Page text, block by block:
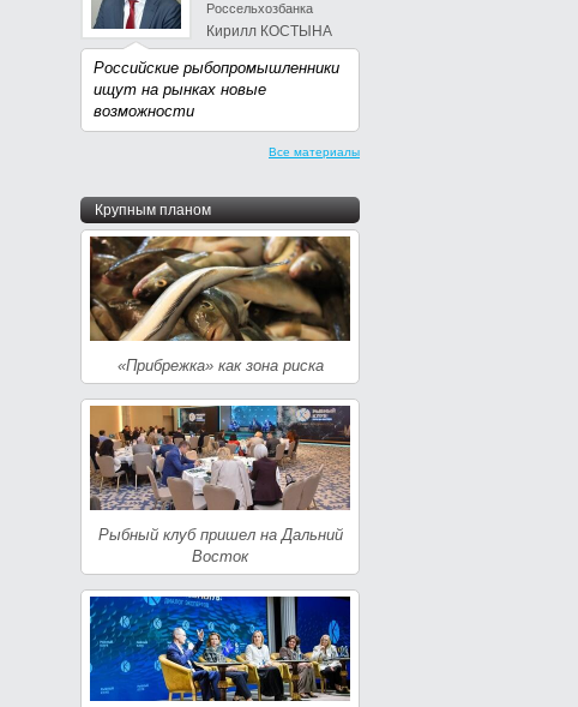
Россельхозбанка
Кирилл КОСТЫНА
Российские рыбопромышленники
ищут на рынках новые
возможности
Все материалы
Крупным планом
«Прибрежка» как зона риска
Рыбный клуб пришел на Дальний
Восток